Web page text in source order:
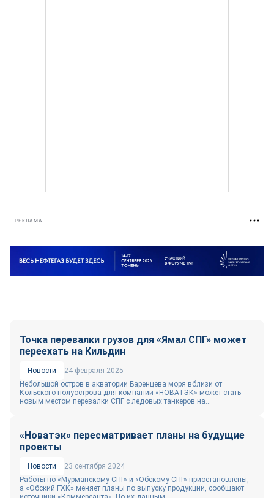
РЕКЛАМА
Точка перевалки грузов для «Ямал СПГ» может
переехать на Кильдин
Новости
24 февраля 2025
Небольшой остров в акватории Баренцева моря вблизи от
Кольского полуострова для компании «НОВАТЭК» может стать
новым местом перевалки СПГ с ледовых танкеров на...
«Новатэк» пересматривает планы на будущие
проекты
Новости
23 сентября 2024
Работы по «Мурманскому СПГ» и «Обскому СПГ» приостановлены,
а «Обский ГХК» меняет планы по выпуску продукции, сообщают